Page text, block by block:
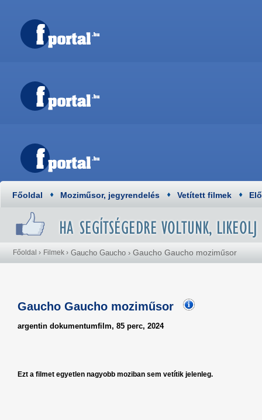
Főoldal Moziműsor, jegyrendelés Vetített filmek
Főoldal › Filmek › Gaucho Gaucho › Gaucho Gaucho moziműsor
Gaucho Gaucho moziműsor
argentin dokumentumfilm, 85 perc, 2024
Ezt a filmet egyetlen nagyobb moziban sem vetítik jelenleg.